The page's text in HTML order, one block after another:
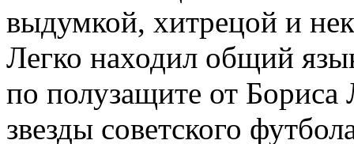
выдумкой, хитрецой и
Легко находил общий
по полузащите от
звезды советского